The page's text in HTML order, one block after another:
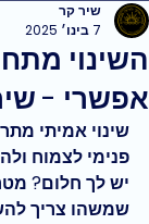
השינוי
אפשרי -
שיר קר
7 בינו׳ 2025
שינוי אמיתי
פנימי לצמוח
יש לך חלום?
שמשהו צריך